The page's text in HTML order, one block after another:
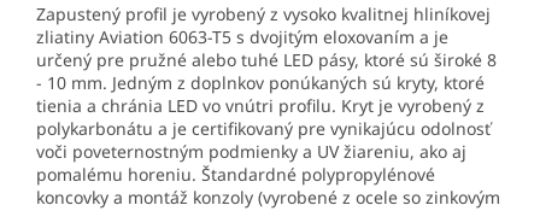
Zapustený profil je vyrobený z vysoko kvalitnej hliníkovej
zliatiny Aviation 6063-T5 s dvojitým eloxovaním a je
určený pre pružné alebo tuhé LED pásy, ktoré sú široké 8
- 10 mm. Jedným z doplnkov ponúkaných sú kryty, ktoré
tienia a chránia LED vo vnútri profilu. Kryt je vyrobený z
polykarbonátu a je certifikovaný pre vynikajúcu odolnosť
voči poveternostným podmienky a UV žiareniu, ako aj
pomalému horeniu. Štandardné polypropylénové
koncovky a montáž konzoly (vyrobené z ocele so zinkovým